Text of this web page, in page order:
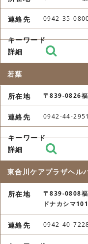
0942-35-
若葉
〒839-0826福
0942-44-2951
東合川ケアプラザヘル
〒839-0808
ドナカシマ
0942-40-